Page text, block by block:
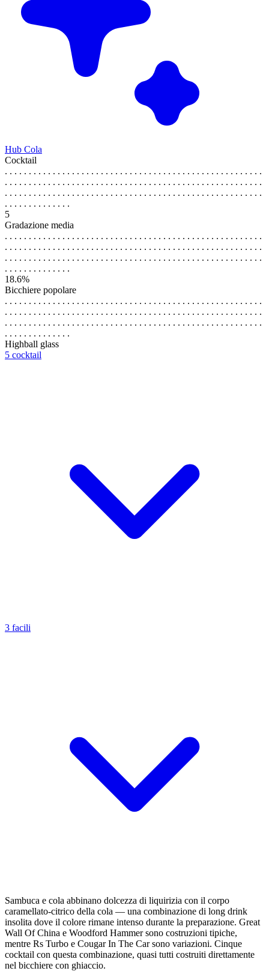
Hub Cola
Cocktail
. . . . . . . . . . . . . . . . . . . . . . . . . . . . . . . . . . . . . . . . . . . . . . . . . . . . . .
. . . . . . . . . . . . . . . . . . . . . . . . . . . . . . . . . . . . . . . . . . . . . . . . . . . . . .
. . . . . . . . . . . . . . . . . . . . . . . . . . . . . . . . . . . . . . . . . . . . . . . . . . . . . .
. . . . . . . . . . . . . .
5
Gradazione media
. . . . . . . . . . . . . . . . . . . . . . . . . . . . . . . . . . . . . . . . . . . . . . . . . . . . . .
. . . . . . . . . . . . . . . . . . . . . . . . . . . . . . . . . . . . . . . . . . . . . . . . . . . . . .
. . . . . . . . . . . . . . . . . . . . . . . . . . . . . . . . . . . . . . . . . . . . . . . . . . . . . .
. . . . . . . . . . . . . .
18.6%
Bicchiere popolare
. . . . . . . . . . . . . . . . . . . . . . . . . . . . . . . . . . . . . . . . . . . . . . . . . . . . . .
. . . . . . . . . . . . . . . . . . . . . . . . . . . . . . . . . . . . . . . . . . . . . . . . . . . . . .
. . . . . . . . . . . . . . . . . . . . . . . . . . . . . . . . . . . . . . . . . . . . . . . . . . . . . .
. . . . . . . . . . . . . .
Highball glass
5 cocktail
3 facili
Sambuca e cola abbinano dolcezza di liquirizia con il corpo
caramellato-citrico della cola — una combinazione di long drink
insolita dove il colore rimane intenso durante la preparazione. Great
Wall Of China e Woodford Hammer sono costruzioni tipiche,
mentre Rs Turbo e Cougar In The Car sono variazioni. Cinque
cocktail con questa combinazione, quasi tutti costruiti direttamente
nel bicchiere con ghiaccio.